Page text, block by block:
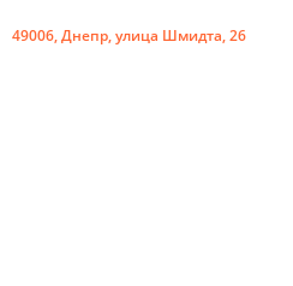
49006, Днепр, улица Шмидта, 26